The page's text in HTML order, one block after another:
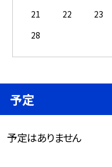
21
22 23
28
予定
予定はありません